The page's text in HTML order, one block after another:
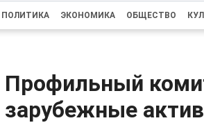
ПОЛИТИКА ЭКОНОМИКА ОБЩЕСТВО
Профильный
зарубежные